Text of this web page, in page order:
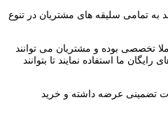
به تمامی سلیقه های مشتریان در تنوع
تخصصی بوده و مشتریان می توانند
ما استفاده نمایند تا بتوانند
تضمینی عرضه داشته و خرید